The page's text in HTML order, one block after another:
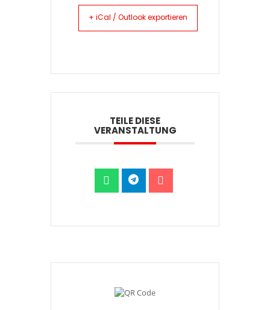
+ iCal / Outlook exportieren
TEILE DIESE
VERANSTALTUNG